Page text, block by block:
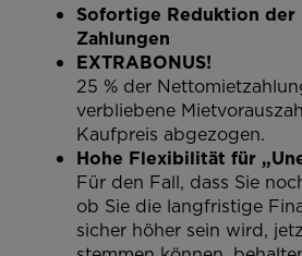
Sofortige Reduktion der
Zahlungen
EXTRABONUS!
25 % der
verbliebene
Kaufpreis abgezogen.
Hohe Flexibilität für
Für den Fall, dass Sie
ob Sie die langfristige
sicher höher sein wird,